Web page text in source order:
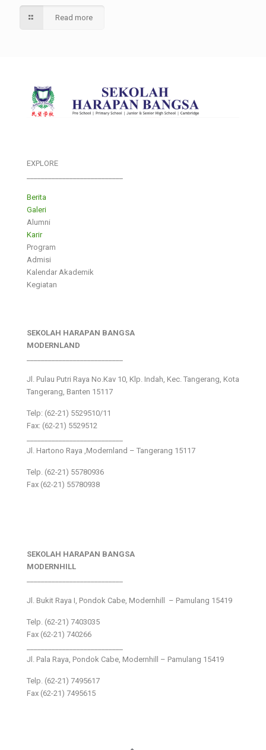
Read more
EXPLORE
Berita
Galeri
Alumni
Karir
Program
Admisi
Kalendar Akademik
Kegiatan
SEKOLAH HARAPAN BANGSA
MODERNLAND
Jl. Pulau Putri Raya No.Kav 10, Klp. Indah, Kec. Tangerang, Kota
Tangerang, Banten 15117
Telp: (62-21) 5529510/11
Fax: (62-21) 5529512
Jl. Hartono Raya ,Modernland – Tangerang 15117
Telp. (62-21) 55780936
Fax (62-21) 55780938
SEKOLAH HARAPAN BANGSA
MODERNHILL
Jl. Bukit Raya I, Pondok Cabe, Modernhill – Pamulang 15419
Telp. (62-21) 7403035
Fax (62-21) 740266
Jl. Pala Raya, Pondok Cabe, Modernhill – Pamulang 15419
Telp. (62-21) 7495617
Fax (62-21) 7495615